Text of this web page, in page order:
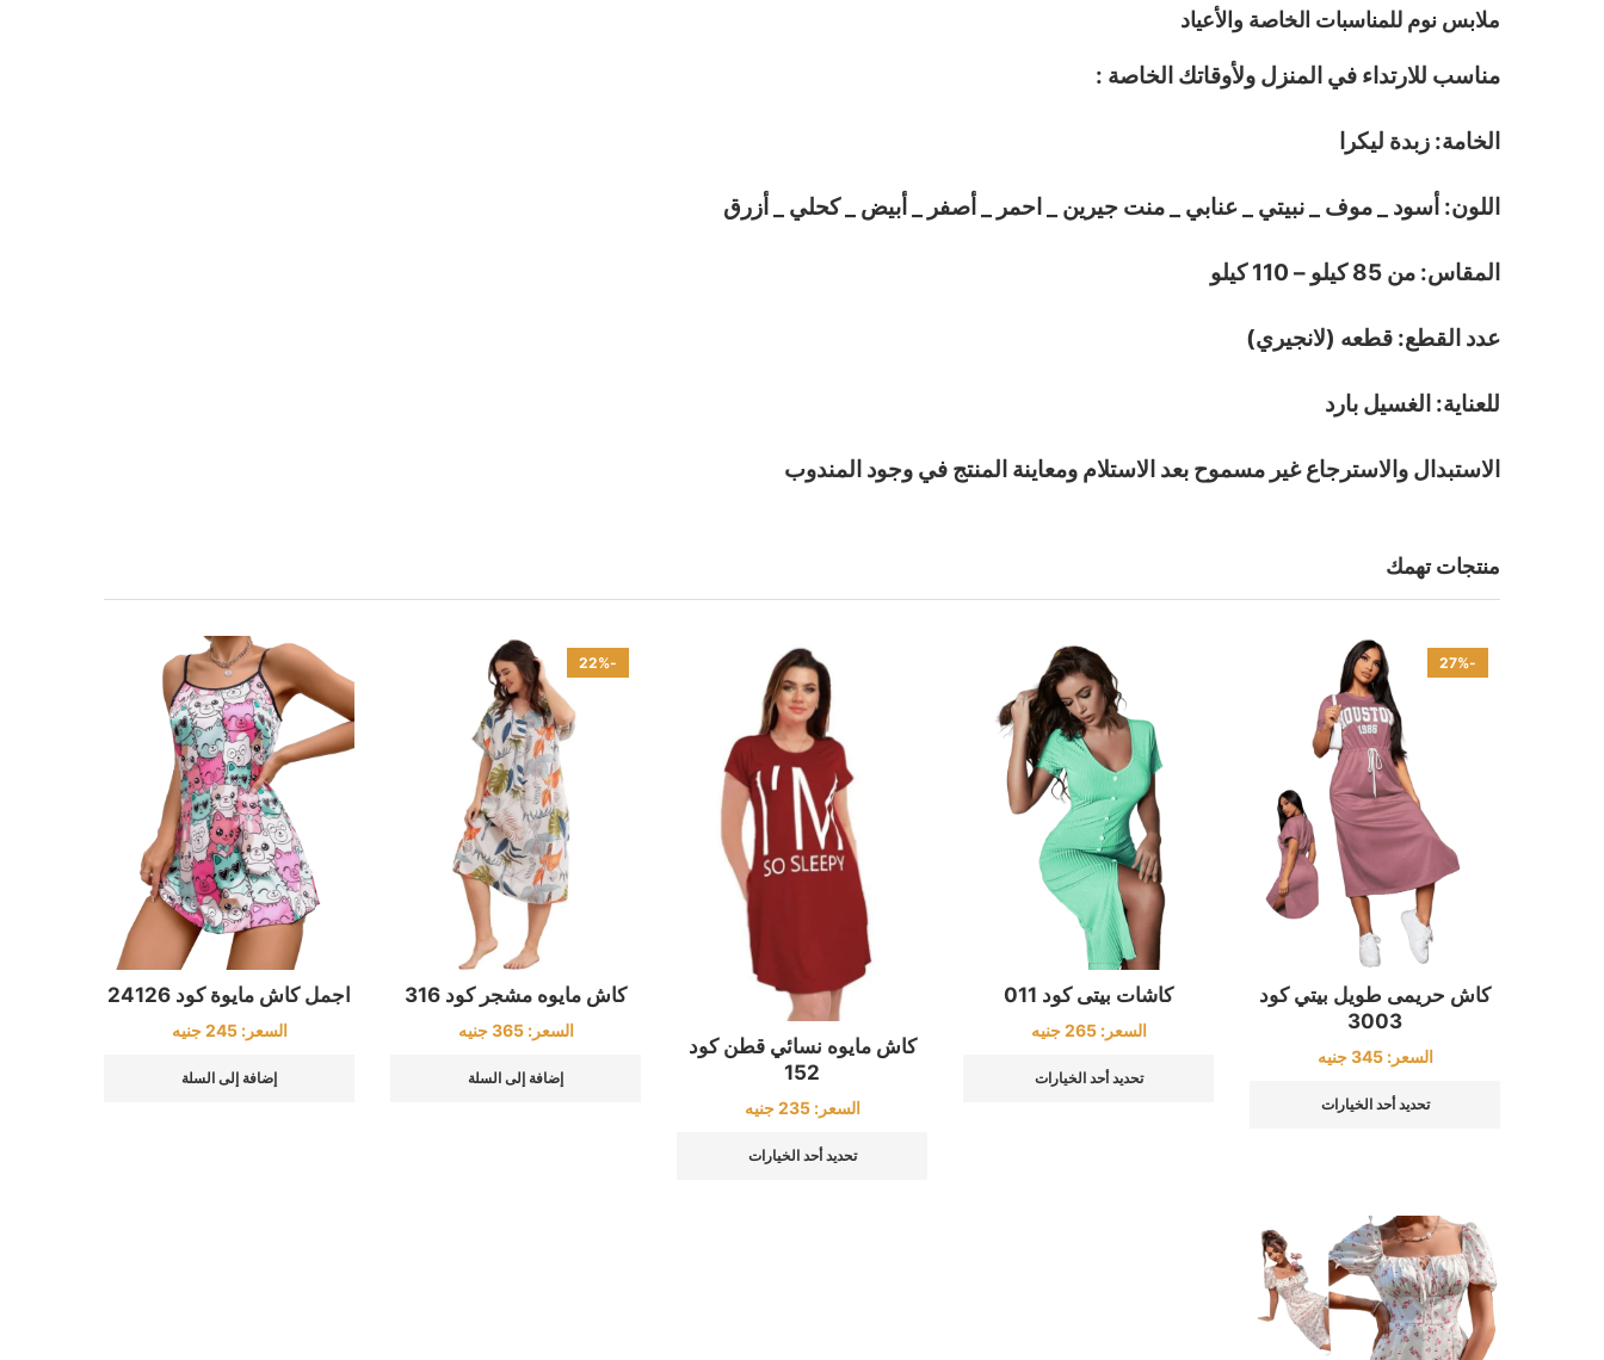
ملابس نوم للمناسبات الخاصة والأعياد
مناسب للارتداء في المنزل ولأوقاتك الخاصة :
الخامة: زبدة ليكرا
اللون: أسود _ موف _ نبيتي _ عنابي _ منت جيرين _ احمر _ أصفر _ أبيض _ كحلي _ أزرق
المقاس: من 85 كيلو – 110 كيلو
عدد القطع: قطعه (لانجيري)
للعناية: الغسيل بارد
الاستبدال والاسترجاع غير مسموح بعد الاستلام ومعاينة المنتج في وجود المندوب
منتجات تهمك
-27%
كاش حريمى طويل بيتي كود
3003
السعر:345 جنيه
تحديد أحد الخيارات
كاشات بيتى كود 011
السعر:265 جنيه
تحديد أحد الخيارات
كاش مايوه نسائي قطن كود
152
السعر:235 جنيه
تحديد أحد الخيارات
-22%
كاش مايوه مشجر كود 316
السعر:365 جنيه
إضافة إلى السلة
اجمل كاش مايوة كود 24126
السعر:245 جنيه
إضافة إلى السلة